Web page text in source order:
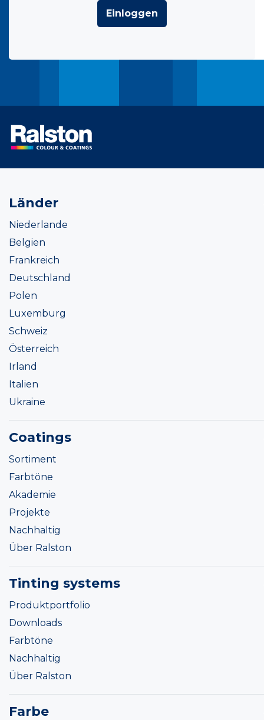
Einloggen
Länder
Niederlande
Belgien
Frankreich
Deutschland
Polen
Luxemburg
Schweiz
Österreich
Irland
Italien
Ukraine
Coatings
Sortiment
Farbtöne
Akademie
Projekte
Nachhaltig
Über Ralston
Tinting systems
Produktportfolio
Downloads
Farbtöne
Nachhaltig
Über Ralston
Farbe